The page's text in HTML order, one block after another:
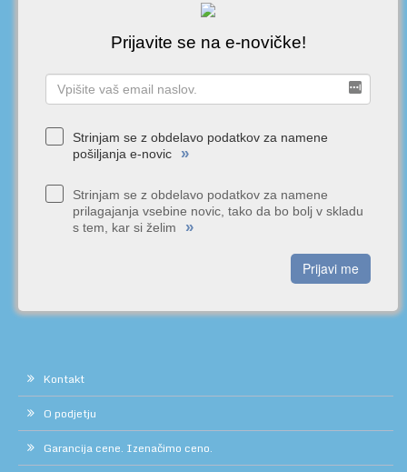
Prijavite se na e-novičke!
Strinjam se z obdelavo podatkov za namene
pošiljanja e-novic
»
Strinjam se z obdelavo podatkov za namene
prilagajanja vsebine novic, tako da bo bolj v skladu
s tem, kar si želim
»
Prijavi me
Kontakt
O podjetju
Garancija cene. Izenačimo ceno.